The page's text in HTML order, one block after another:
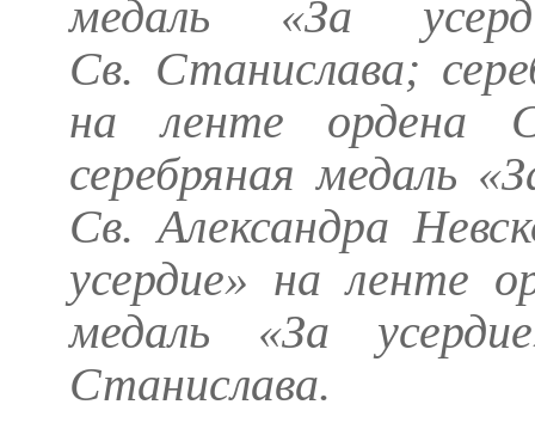
медаль «За
Св. Станислава;
на ленте ордена
серебряная медаль
Св. Александра
усердие» на ленте
медаль «За
Станислава.